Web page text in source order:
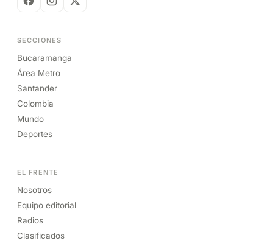
SECCIONES
Bucaramanga
Área Metro
Santander
Colombia
Mundo
Deportes
EL FRENTE
Nosotros
Equipo editorial
Radios
Clasificados